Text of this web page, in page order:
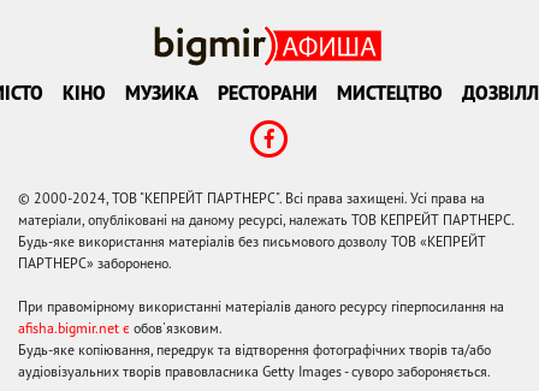
КІНО МУЗИКА РЕСТОРАНИ МИСТЕЦТВО
© 2000-2024, ТОВ "КЕПРЕЙТ ПАРТНЕРС". Всі права захищені. Усі права на
матеріали, опубліковані на даному ресурсі, належать ТОВ КЕПРЕЙТ ПАРТНЕРС.
Будь-яке використання матеріалів без письмового дозволу ТОВ «КЕПРЕЙТ
ПАРТНЕРС» заборонено.
При правомірному використанні матеріалів даного ресурсу гіперпосилання на
afisha.bigmir.net є обов'язковим.
Будь-яке копіювання, передрук та відтворення фотографічних творів та/або
аудіовізуальних творів правовласника Getty Images - суворо забороняється.